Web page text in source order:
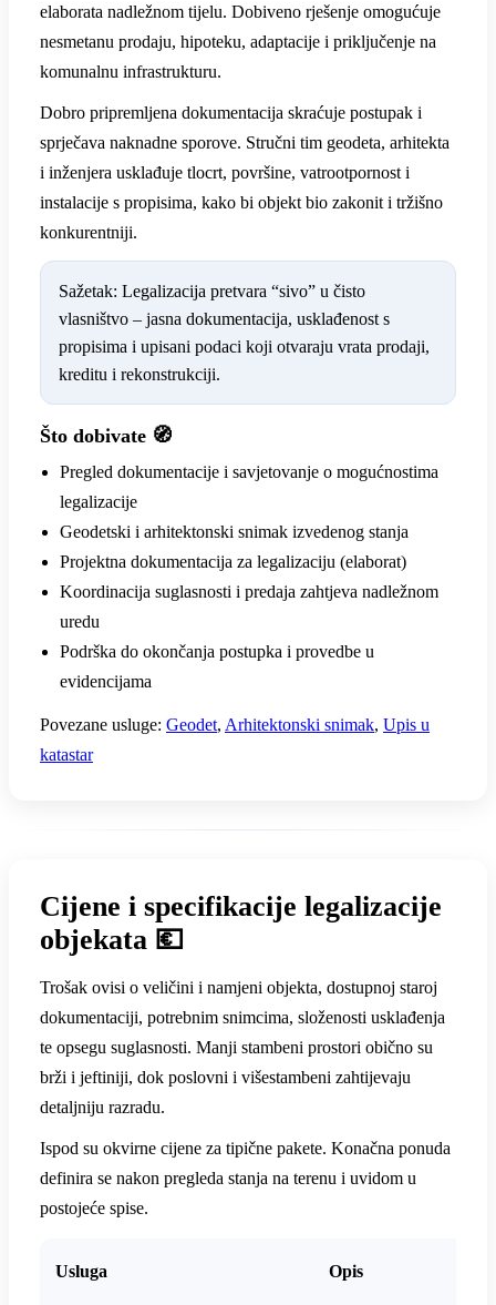
elaborata nadležnom tijelu. Dobiveno rješenje omogućuje
nesmetanu prodaju, hipoteku, adaptacije i priključenje na
komunalnu infrastrukturu.
Dobro pripremljena dokumentacija skraćuje postupak i
sprječava naknadne sporove. Stručni tim geodeta, arhitekta
i inženjera usklađuje tlocrt, površine, vatrootpornost i
instalacije s propisima, kako bi objekt bio zakonit i tržišno
konkurentniji.
Sažetak: Legalizacija pretvara “sivo” u čisto
vlasništvo – jasna dokumentacija, usklađenost s
propisima i upisani podaci koji otvaraju vrata prodaji,
kreditu i rekonstrukciji.
Što dobivate 🧭
Pregled dokumentacije i savjetovanje o mogućnostima
legalizacije
Geodetski i arhitektonski snimak izvedenog stanja
Projektna dokumentacija za legalizaciju (elaborat)
Koordinacija suglasnosti i predaja zahtjeva nadležnom
uredu
Podrška do okončanja postupka i provedbe u
evidencijama
Povezane usluge: Geodet, Arhitektonski snimak, Upis u
katastar
Cijene i specifikacije legalizacije
objekata 💶
Trošak ovisi o veličini i namjeni objekta, dostupnoj staroj
dokumentaciji, potrebnim snimcima, složenosti usklađenja
te opsegu suglasnosti. Manji stambeni prostori obično su
brži i jeftiniji, dok poslovni i višestambeni zahtijevaju
detaljniju razradu.
Ispod su okvirne cijene za tipične pakete. Konačna ponuda
definira se nakon pregleda stanja na terenu i uvidom u
postojeće spise.
Usluga Opis